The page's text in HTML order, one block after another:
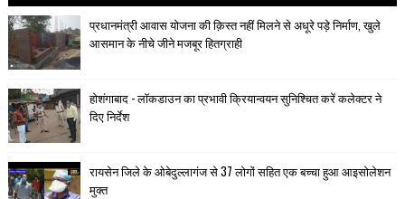
प्रधानमंत्री आवास योजना की क़िस्त नहीं मिलने से अधूरे पड़े निर्माण, खुले
आसमान के नीचे जीने मजबूर हितग्राही
होशंगाबाद - लॉकडाउन का प्रभावी क्रियान्वयन सुनिश्चित करें कलेक्टर ने
दिए निर्देश
रायसेन जिले के ओबेदुल्लागंज से 37 लोगों सहित एक बच्चा हुआ आइसोलेशन
मुक्त